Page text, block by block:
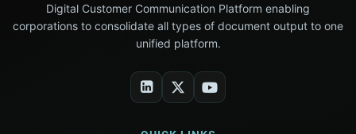
Digital Customer Communication Platform enabling
corporations to consolidate all types of document output to one
unified platform.